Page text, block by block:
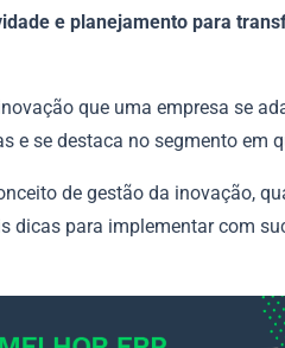
e planejamento para
que uma empresa se
e se destaca no segmento em
de gestão da inovação,
dicas para implementar com